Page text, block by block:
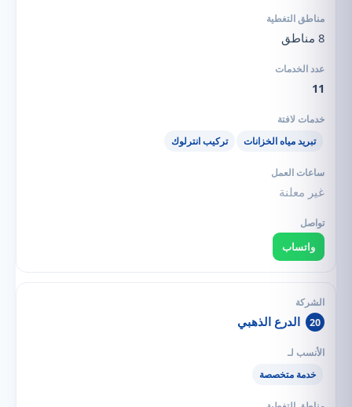
8 مناطق
11
تبريد مياه الخزانات تركيب انترلوك
غير معلنة
واتساب
20 الدرع الذهبي
خدمة متخصصة